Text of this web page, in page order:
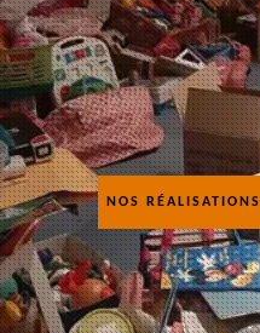
NOS RÉALISATIONS